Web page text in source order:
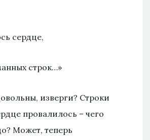
сердце,
строк…»
изверги? Строки
провалилось – чего
Может, теперь